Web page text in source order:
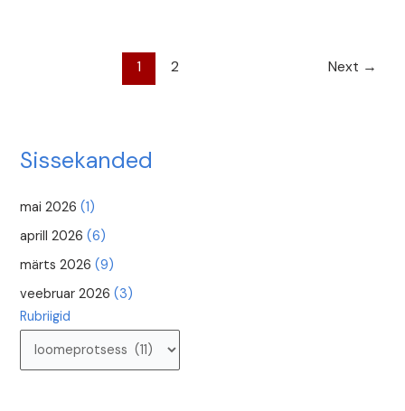
1 2 Next →
Sissekanded
mai 2026 (1)
aprill 2026 (6)
märts 2026 (9)
veebruar 2026 (3)
Rubriigid